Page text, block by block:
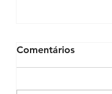
Comentários